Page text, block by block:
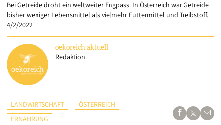
Bei Getreide droht ein weltweiter Engpass. In Österreich war Getreide
bisher weniger Lebensmittel als vielmehr Futtermittel und Treibstoff.
4/2/2022
oekoreich aktuell
Redaktion
LANDWIRTSCHAFT
ÖSTERREICH
ERNÄHRUNG